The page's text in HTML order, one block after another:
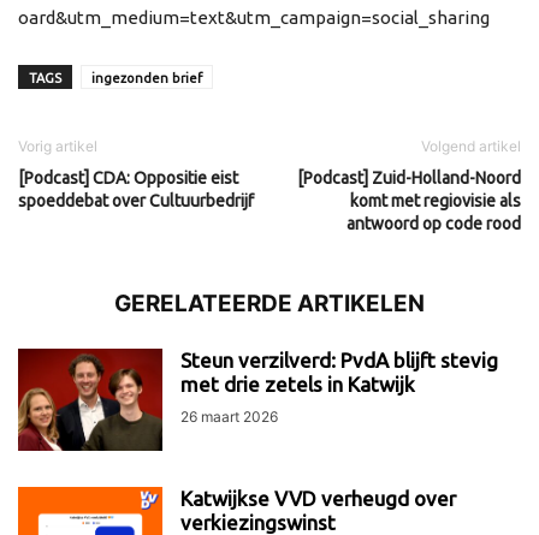
oard&utm_medium=text&utm_campaign=social_sharing
TAGS ingezonden brief
Vorig artikel
[Podcast] CDA: Oppositie eist
spoeddebat over Cultuurbedrijf
Volgend artikel
[Podcast] Zuid-Holland-Noord
komt met regiovisie als
antwoord op code rood
GERELATEERDE ARTIKELEN
Steun verzilverd: PvdA blijft stevig
met drie zetels in Katwijk
26 maart 2026
Katwijkse VVD verheugd over
verkiezingswinst